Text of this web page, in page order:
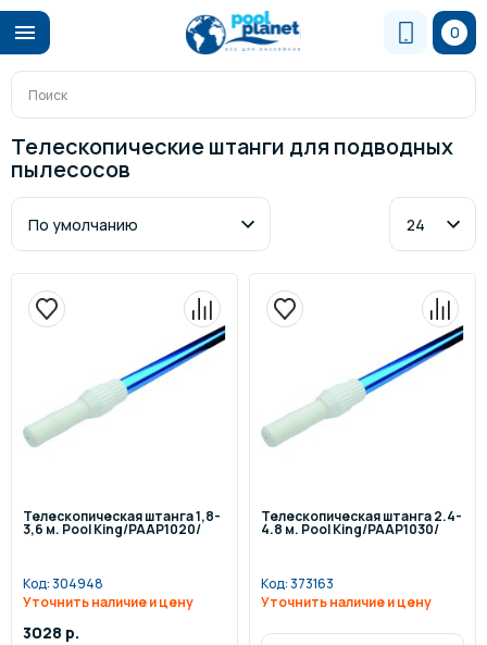
0
Телескопические штанги для подводных
пылесосов
Телескопическая штанга 1,8-
3,6 м. Pool King/PAAP1020/
Код:304948
Уточнить наличие и цену
3028 р.
Телескопическая штанга 2.4-
4.8 м. Pool King/PAAP1030/
Код:373163
Уточнить наличие и цену